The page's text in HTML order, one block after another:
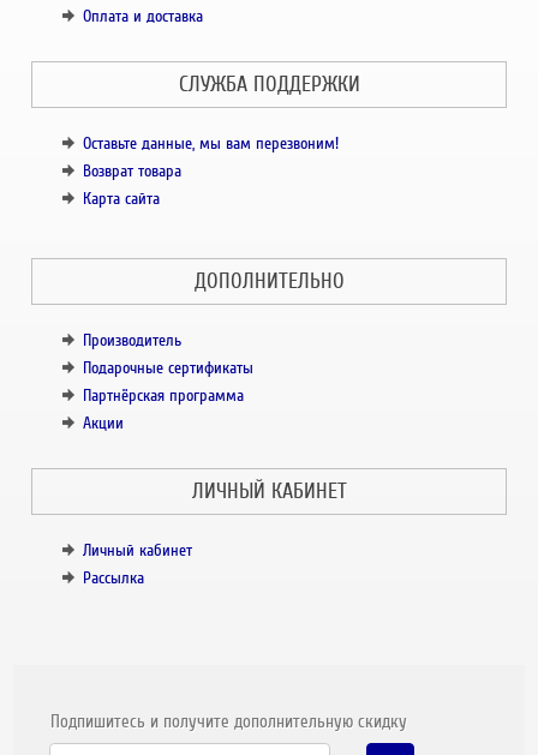
Оплата и доставка
СЛУЖБА ПОДДЕРЖКИ
Оставьте данные, мы вам перезвоним!
Возврат товара
Карта сайта
ДОПОЛНИТЕЛЬНО
Производитель
Подарочные сертификаты
Партнёрская программа
Акции
ЛИЧНЫЙ КАБИНЕТ
Личный кабинет
Рассылка
Подпишитесь и получите дополнительную скидку